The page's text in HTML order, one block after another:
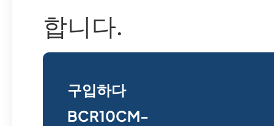
합니다.
구입하다
BCR10CM-